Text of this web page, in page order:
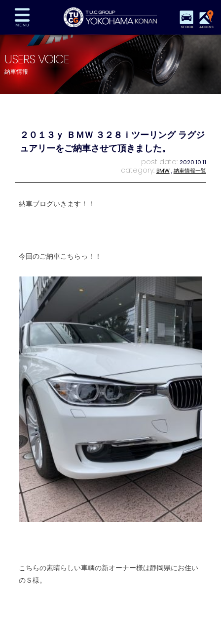
STOCK ACCESS
在庫車両情報 保証&サービス パーツリスト
TUCとは？ 店舗情報 アクセスマップ
全国納車 特別作業 注文販売
プライバシーポリシー スタッフblog
USERS VOICE
納車情報
２０１３ｙ ＢＭＷ ３２８ｉツーリング ラグジ
ュアリーをご納車させて頂きました。
post date: 2020.10.11
category: BMW,納車情報一覧
納車ブログいきます！！
今回のご納車こちらっ！！
こちらの素晴らしい車輌の新オーナー様は静岡県にお住い
のＳ様。